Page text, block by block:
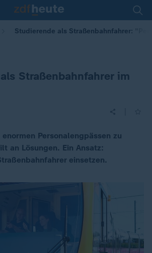
Studierende als Straßenbahnfahrer:
Straßenbahnfahrer im
Personalengpässen zu
an Lösungen. Ein Ansatz:
einsetzen.